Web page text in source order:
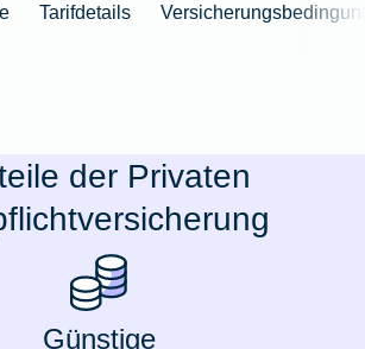
Tarifdetails
der Privaten
Günstige